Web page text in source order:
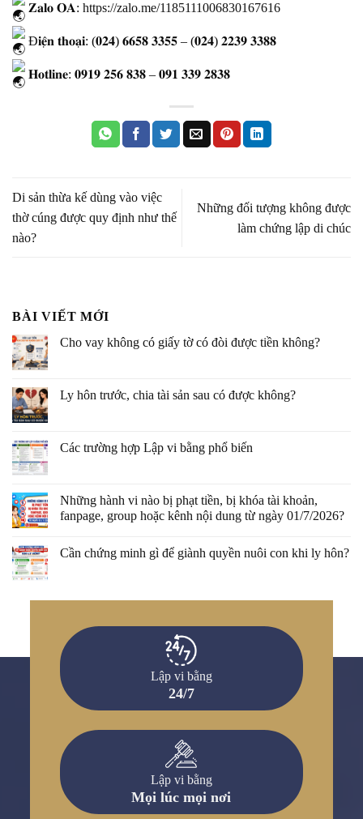
𝐙𝐚𝐥𝐨 𝐎𝐀: https://zalo.me/1185111006830167616
Đ𝐢𝐞̣̂𝐧 𝐭𝐡𝐨𝐚̣𝐢: (𝟎𝟐𝟒) 𝟔𝟔𝟓𝟖 𝟑𝟑𝟓𝟓 – (𝟎𝟐𝟒) 𝟐𝟐𝟑𝟗 𝟑𝟑𝟖𝟖
𝐇𝐨𝐭𝐥𝐢𝐧𝐞: 𝟎𝟗𝟏𝟗 𝟐𝟓𝟔 𝟖𝟑𝟖 – 𝟎𝟗𝟏 𝟑𝟑𝟗 𝟐𝟖𝟑𝟖
Di sản thừa kế dùng vào việc
thờ cúng được quy định như thế
nào?
Những đối tượng không được
làm chứng lập di chúc
BÀI VIẾT MỚI
Cho vay không có giấy tờ có đòi được tiền không?
Ly hôn trước, chia tài sản sau có được không?
Các trường hợp Lập vi bằng phổ biến
Những hành vi nào bị phạt tiền, bị khóa tài khoản,
fanpage, group hoặc kênh nội dung từ ngày 01/7/2026?
Cần chứng minh gì để giành quyền nuôi con khi ly hôn?
Lập vi bằng
24/7
Lập vi bằng
Mọi lúc mọi nơi